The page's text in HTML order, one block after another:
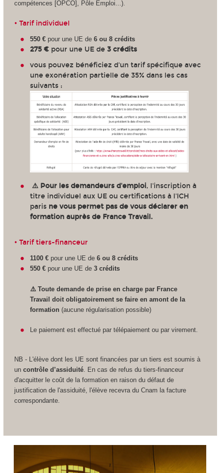
compétences [OPCO], Pôle Emploi...).
• Tarif individuel
550 € pour une UE de6 ou 8 crédits
275 € pour une UE de3 crédits
vous pouvez bénéficiez d'un tarif spécifique avec
une exonération partielle de 35% dans les cas
suivants :
⚠️ Pour les demandeurs d'emploi, l'inscription à
titre individuel aux UE ou certifications à l'ICH
paris ne vous permet pas de vous déclarer en
formation auprès de France Travail.
• Tarif tiers-financeur
1100 € pour une UE de6 ou 8 crédits
550 € pour une UE de3 crédits
⚠️Toute demande de prise en charge par France
Travail
doit obligatoirement se faire en amont de la
formation(aucune régularisation possible)
Le paiement est effectué par télépaiement ou par virement.
NB - L'élève dont les UE sont financées par un tiers est soumis à
un contrôle d’assiduité. En cas de refus du tiers-financeur
d'acquitter le coût de la formation en raison du défaut de
justification de l'assiduité, l'élève recevra du Cnam la facture
correspondante.